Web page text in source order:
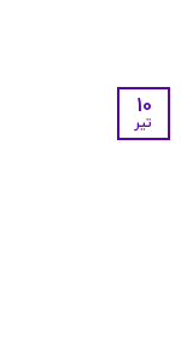
10
تیر